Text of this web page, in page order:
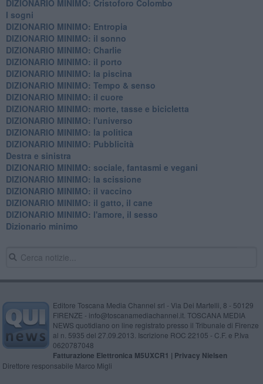
DIZIONARIO MINIMO: Cristoforo Colombo
I sogni
DIZIONARIO MINIMO: Entropia
DIZIONARIO MINIMO: il sonno
DIZIONARIO MINIMO: Charlie
DIZIONARIO MINIMO: il porto
DIZIONARIO MINIMO: la piscina
DIZIONARIO MINIMO: Tempo & senso
DIZIONARIO MINIMO: il cuore
DIZIONARIO MINIMO: morte, tasse e bicicletta
DIZIONARIO MINIMO: l'universo
DIZIONARIO MINIMO: la politica
DIZIONARIO MINIMO: Pubblicità
Destra e sinistra
DIZIONARIO MINIMO: sociale, fantasmi e vegani
DIZIONARIO MINIMO: la scissione
DIZIONARIO MINIMO: il vaccino
DIZIONARIO MINIMO: il gatto, il cane
DIZIONARIO MINIMO: l'amore, il sesso
Dizionario minimo
Editore Toscana Media Channel srl - Via Dei Martelli, 8 - 50129
FIRENZE - info@toscanamediachannel.it. TOSCANA MEDIA
NEWS quotidiano on line registrato presso il Tribunale di Firenze
al n. 5935 del 27.09.2013. Iscrizione ROC 22105 - C.F. e P.Iva
0620787048
Fatturazione Elettronica M5UXCR1 | Privacy Nielsen
Direttore responsabile Marco Migli